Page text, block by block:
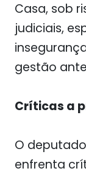
Casa, sob
judiciais,
gestão
Críticas a
O
enfrenta